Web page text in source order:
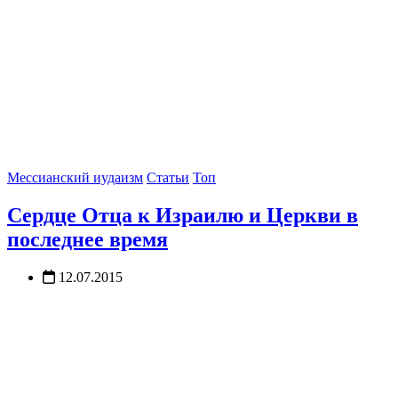
Мессианский иудаизм Статьи Топ
Сердце Отца к Израилю и Церкви в
последнее время
12.07.2015